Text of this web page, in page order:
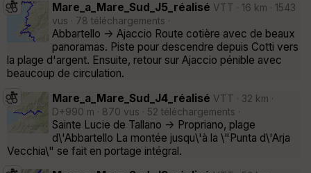
Mare_a_Mare_Sud_J5_réalisé VTT · 16 km · 1543
vus · 78 téléchargements ·
Abbartello -> Ajaccio Route cotière avec de beaux
panoramas. Piste pour descendre depuis Cotti vers
la plage d'argent. Ensuite, retour sur Ajaccio pénible avec
beaucoup de circulation.
Mare_a_Mare_Sud_J4_réalisé VTT · 32 km ·
D+990 m · 870 vus · 52 téléchargements ·
Sainte Lucie de Tallano -> Propriano, plage
d\'Abbartello La montée jusqu\'à la \"Punta d\'Arja
Vecchia\" se fait en portage intégral.